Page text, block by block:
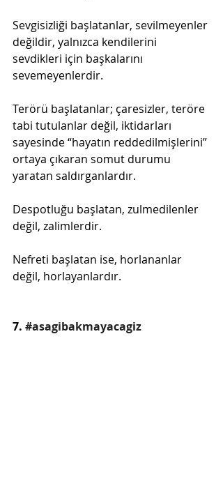
Sevgisizliği başlatanlar, sevilmeyenler
değildir, yalnızca kendilerini
sevdikleri için başkalarını
sevemeyenlerdir.
Terörü başlatanlar; çaresizler, teröre
tabi tutulanlar değil, iktidarları
sayesinde “hayatın reddedilmişlerini”
ortaya çıkaran somut durumu
yaratan saldırganlardır.
Despotluğu başlatan, zulmedilenler
değil, zalimlerdir.
Nefreti başlatan ise, horlananlar
değil, horlayanlardır.
7. #asagibakmayacagiz